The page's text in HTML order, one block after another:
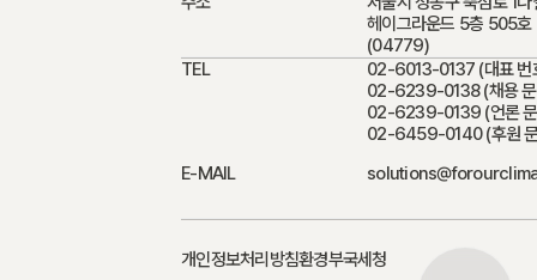
헤이그라운드 5층 505호
(04779)
TEL
02-6013-0137 (대표 번
02-6239-0138 (채용
02-6239-0139 (언론
02-6459-0140 (후원
E-MAIL
개인정보처리방침환경부국세청